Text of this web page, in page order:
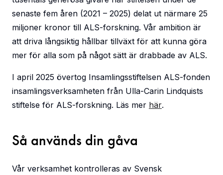
senaste fem åren (2021 – 2025) delat ut närmare 25
miljoner kronor till ALS-forskning. Vår ambition är
att driva långsiktig hållbar tillväxt för att kunna göra
mer för alla som på något sätt är drabbade av ALS.
I april 2025 övertog Insamlingsstiftelsen ALS-fonden
insamlingsverksamheten från Ulla-Carin Lindquists
stiftelse för ALS-forskning. Läs mer här.
Så används din gåva
Vår verksamhet kontrolleras av Svensk